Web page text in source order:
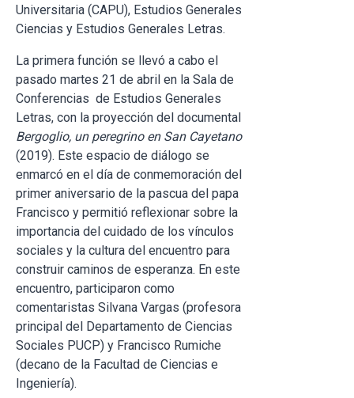
Universitaria (CAPU), Estudios Generales
Ciencias y Estudios Generales Letras.
La primera función se llevó a cabo el
pasado martes 21 de abril en la Sala de
Conferencias de Estudios Generales
Letras, con la proyección del documental
Bergoglio, un peregrino en San Cayetano
(2019). Este espacio de diálogo se
enmarcó en el día de conmemoración del
primer aniversario de la pascua del papa
Francisco y permitió reflexionar sobre la
importancia del cuidado de los vínculos
sociales y la cultura del encuentro para
construir caminos de esperanza. En este
encuentro, participaron como
comentaristas Silvana Vargas (profesora
principal del Departamento de Ciencias
Sociales PUCP) y Francisco Rumiche
(decano de la Facultad de Ciencias e
Ingeniería).